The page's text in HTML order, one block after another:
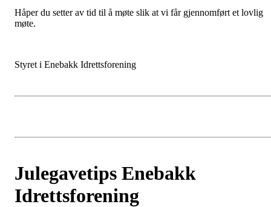
Håper du setter av tid til å møte slik at vi får gjennomført et lovlig
møte.
Styret i Enebakk Idrettsforening
Julegavetips Enebakk
Idrettsforening